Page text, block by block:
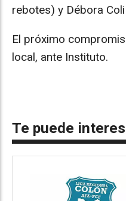
rebotes) y Débora
El próximo
local, ante Instituto.
Te puede